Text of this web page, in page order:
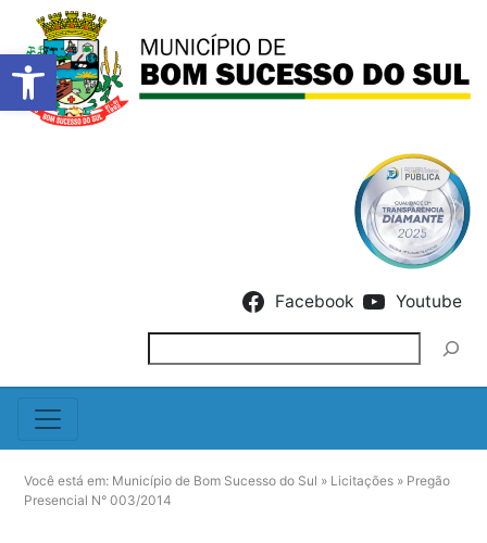
Barra de Ferramentas
Facebook Youtube
Você está em: Município de Bom Sucesso do Sul » Licitações » Pregão
Presencial N° 003/2014